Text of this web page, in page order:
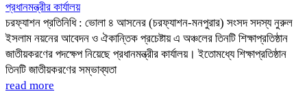
প্রধানমন্ত্রীর কার্যালয়
চরফ্যাশন প্রতিনিধি : ভোলা ৪ আসনের (চরফ্যাশন-মনপুরার) সংসদ সদস্য নুরুল
ইসলাম নয়নের আবেদন ও ঐকান্তিক প্রচেষ্টায় এ অঞ্চলের তিনটি শিক্ষাপ্রতিষ্ঠান
জাতীয়করণের পদক্ষেপ নিয়েছে প্রধানমন্ত্রীর কার্যালয়। ইতোমধ্যে শিক্ষাপ্রতিষ্ঠান
তিনটি জাতীয়করণের সম্ভাব্যতা
read more